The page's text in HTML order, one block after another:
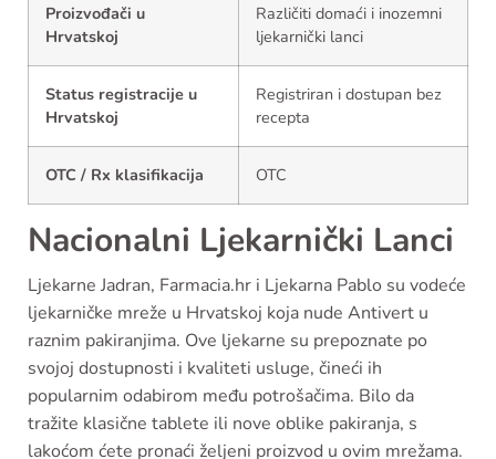
Proizvođači u
Hrvatskoj
Različiti domaći i inozemni
ljekarnički lanci
Status registracije u
Hrvatskoj
Registriran i dostupan bez
recepta
OTC / Rx klasifikacija OTC
Nacionalni Ljekarnički Lanci
Ljekarne Jadran, Farmacia.hr i Ljekarna Pablo su vodeće
ljekarničke mreže u Hrvatskoj koja nude Antivert u
raznim pakiranjima. Ove ljekarne su prepoznate po
svojoj dostupnosti i kvaliteti usluge, čineći ih
popularnim odabirom među potrošačima. Bilo da
tražite klasične tablete ili nove oblike pakiranja, s
lakoćom ćete pronaći željeni proizvod u ovim mrežama.